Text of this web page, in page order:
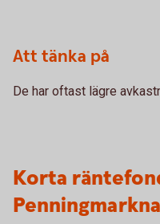
Att tänka på
De har oftast lägre
Korta